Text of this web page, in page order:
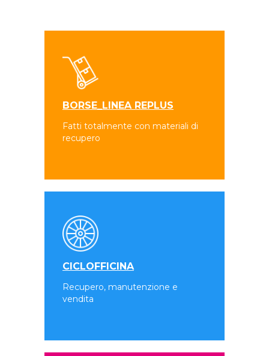
BORSE_LINEA REPLUS
Fatti totalmente con materiali di
recupero
CICLOFFICINA
Recupero, manutenzione e
vendita